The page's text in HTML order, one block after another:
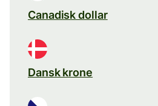
Canadisk dollar
Dansk krone